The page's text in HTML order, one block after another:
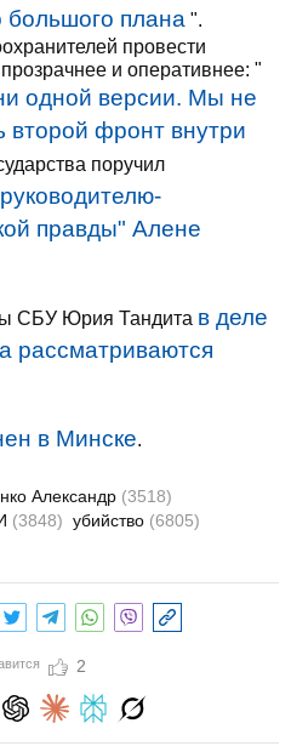
большого плана ".
провести
и оперативнее: "
одной версии. Мы не
второй фронт внутри
поручил
правды" Алене
СБУ Юрия Тандита в деле
рассматриваются
в Минске.
Александр (3518)
(3848) убийство (6805)
2